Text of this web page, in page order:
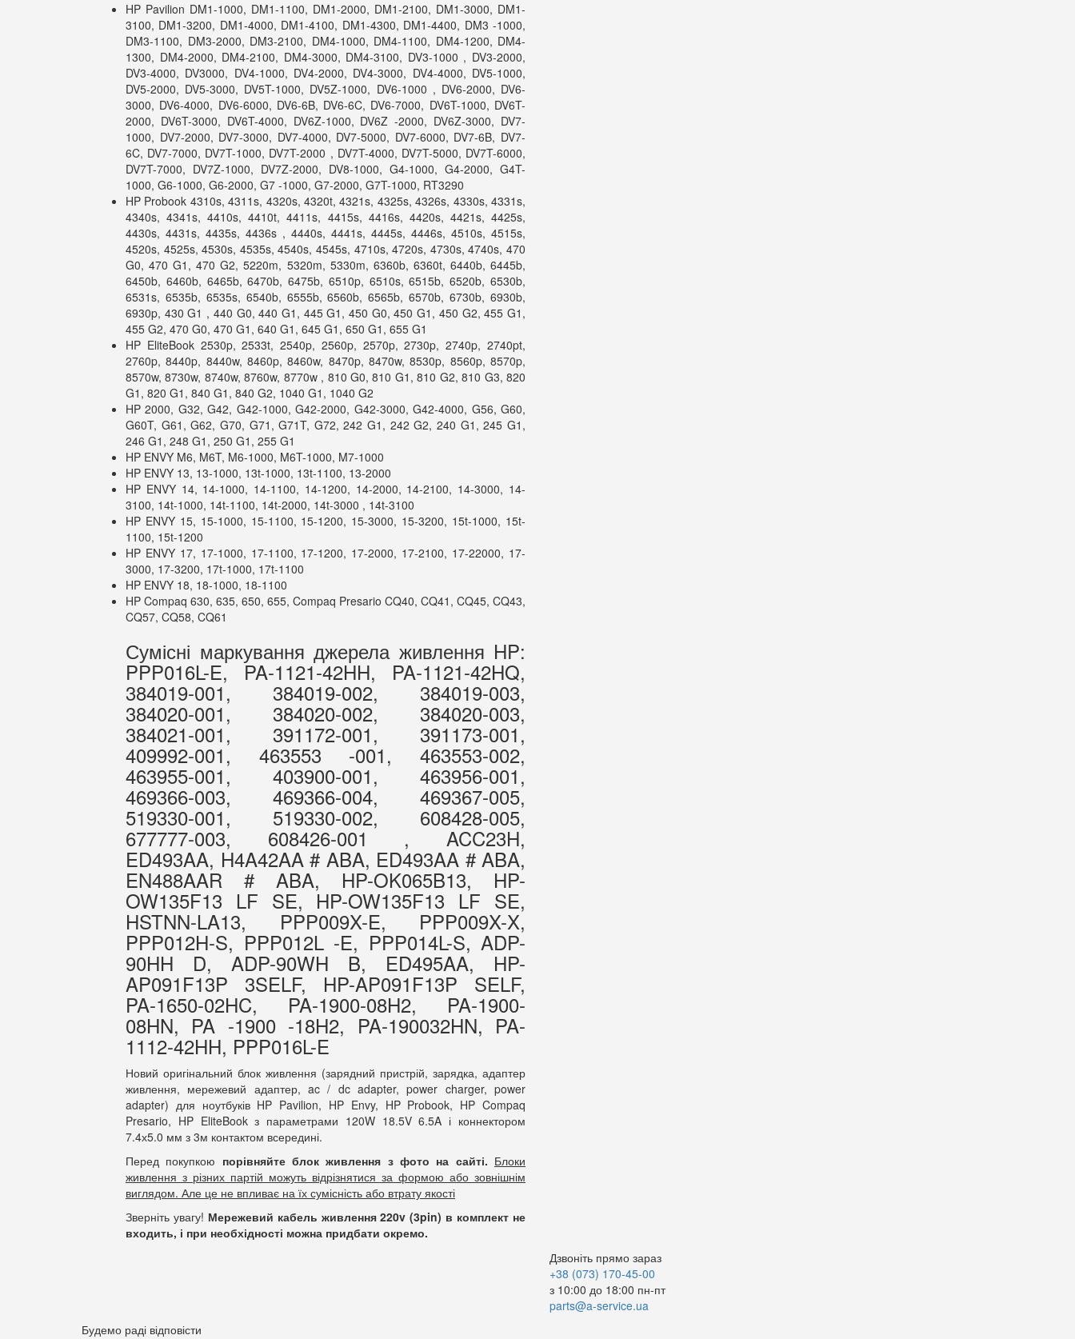
HP Pavilion DM1-1000, DM1-1100, DM1-2000, DM1-2100, DM1-3000, DM1-
3100, DM1-3200, DM1-4000, DM1-4100, DM1-4300, DM1-4400, DM3 -1000,
DM3-1100, DM3-2000, DM3-2100, DM4-1000, DM4-1100, DM4-1200, DM4-
1300, DM4-2000, DM4-2100, DM4-3000, DM4-3100, DV3-1000 , DV3-2000,
DV3-4000, DV3000, DV4-1000, DV4-2000, DV4-3000, DV4-4000, DV5-1000,
DV5-2000, DV5-3000, DV5T-1000, DV5Z-1000, DV6-1000 , DV6-2000, DV6-
3000, DV6-4000, DV6-6000, DV6-6B, DV6-6C, DV6-7000, DV6T-1000, DV6T-
2000, DV6T-3000, DV6T-4000, DV6Z-1000, DV6Z -2000, DV6Z-3000, DV7-
1000, DV7-2000, DV7-3000, DV7-4000, DV7-5000, DV7-6000, DV7-6B, DV7-
6C, DV7-7000, DV7T-1000, DV7T-2000 , DV7T-4000, DV7T-5000, DV7T-6000,
DV7T-7000, DV7Z-1000, DV7Z-2000, DV8-1000, G4-1000, G4-2000, G4T-
1000, G6-1000, G6-2000, G7 -1000, G7-2000, G7T-1000, RT3290
HP Probook 4310s, 4311s, 4320s, 4320t, 4321s, 4325s, 4326s, 4330s, 4331s,
4340s, 4341s, 4410s, 4410t, 4411s, 4415s, 4416s, 4420s, 4421s, 4425s,
4430s, 4431s, 4435s, 4436s , 4440s, 4441s, 4445s, 4446s, 4510s, 4515s,
4520s, 4525s, 4530s, 4535s, 4540s, 4545s, 4710s, 4720s, 4730s, 4740s, 470
G0, 470 G1, 470 G2, 5220m, 5320m, 5330m, 6360b, 6360t, 6440b, 6445b,
6450b, 6460b, 6465b, 6470b, 6475b, 6510p, 6510s, 6515b, 6520b, 6530b,
6531s, 6535b, 6535s, 6540b, 6555b, 6560b, 6565b, 6570b, 6730b, 6930b,
6930p, 430 G1 , 440 G0, 440 G1, 445 G1, 450 G0, 450 G1, 450 G2, 455 G1,
455 G2, 470 G0, 470 G1, 640 G1, 645 G1, 650 G1, 655 G1
HP EliteBook 2530p, 2533t, 2540p, 2560p, 2570p, 2730p, 2740p, 2740pt,
2760p, 8440p, 8440w, 8460p, 8460w, 8470p, 8470w, 8530p, 8560p, 8570p,
8570w, 8730w, 8740w, 8760w, 8770w , 810 G0, 810 G1, 810 G2, 810 G3, 820
G1, 820 G1, 840 G1, 840 G2, 1040 G1, 1040 G2
HP 2000, G32, G42, G42-1000, G42-2000, G42-3000, G42-4000, G56, G60,
G60T, G61, G62, G70, G71, G71T, G72, 242 G1, 242 G2, 240 G1, 245 G1,
246 G1, 248 G1, 250 G1, 255 G1
HP ENVY M6, M6T, M6-1000, M6T-1000, M7-1000
HP ENVY 13, 13-1000, 13t-1000, 13t-1100, 13-2000
HP ENVY 14, 14-1000, 14-1100, 14-1200, 14-2000, 14-2100, 14-3000, 14-
3100, 14t-1000, 14t-1100, 14t-2000, 14t-3000 , 14t-3100
HP ENVY 15, 15-1000, 15-1100, 15-1200, 15-3000, 15-3200, 15t-1000, 15t-
1100, 15t-1200
HP ENVY 17, 17-1000, 17-1100, 17-1200, 17-2000, 17-2100, 17-22000, 17-
3000, 17-3200, 17t-1000, 17t-1100
HP ENVY 18, 18-1000, 18-1100
HP Compaq 630, 635, 650, 655, Compaq Presario CQ40, CQ41, CQ45, CQ43,
CQ57, CQ58, CQ61
Сумісні маркування джерела живлення HP:
PPP016L-E, PA-1121-42HH, PA-1121-42HQ,
384019-001, 384019-002, 384019-003,
384020-001, 384020-002, 384020-003,
384021-001, 391172-001, 391173-001,
409992-001, 463553 -001, 463553-002,
463955-001, 403900-001, 463956-001,
469366-003, 469366-004, 469367-005,
519330-001, 519330-002, 608428-005,
677777-003, 608426-001 , ACC23H,
ED493AA, H4A42AA # ABA, ED493AA # ABA,
EN488AAR # ABA, HP-OK065B13, HP-
OW135F13 LF SE, HP-OW135F13 LF SE,
HSTNN-LA13, PPP009X-E, PPP009X-X,
PPP012H-S, PPP012L -E, PPP014L-S, ADP-
90HH D, ADP-90WH B, ED495AA, HP-
AP091F13P 3SELF, HP-AP091F13P SELF,
PA-1650-02HC, PA-1900-08H2, PA-1900-
08HN, PA -1900 -18H2, PA-190032HN, PA-
1112-42HH, PPP016L-E
Новий оригінальний блок живлення (зарядний пристрій, зарядка, адаптер
живлення, мережевий адаптер, ac / dc adapter, power charger, power
adapter) для ноутбуків HP Pavilion, HP Envy, HP Probook, HP Compaq
Presario, HP EliteBook з параметрами 120W 18.5V 6.5A і коннектором
7.4х5.0 мм з 3м контактом всередині.
Перед покупкою порівняйте блок живлення з фото на сайті. Блоки
живлення з різних партій можуть відрізнятися за формою або зовнішнім
виглядом. Але це не впливає на їх сумісність або втрату якості
Зверніть увагу! Мережевий кабель живлення 220v (3pin) в комплект не
входить, і при необхідності можна придбати окремо.
Дзвоніть прямо зараз
+38 (073) 170-45-00
з 10:00 до 18:00 пн-пт
parts@a-service.ua
Будемо раді відповісти